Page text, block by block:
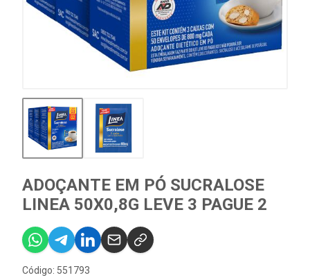
ADOÇANTE EM PÓ SUCRALOSE
LINEA 50X0,8G LEVE 3 PAGUE 2
Código: 551793